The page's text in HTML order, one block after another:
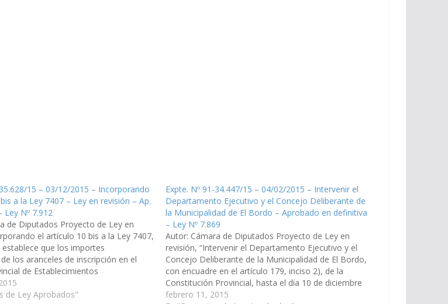
15 – 03/12/2015 – Incorporando
a la Ley 7407 – Ley en revisión – Ap.
Ley Nº 7.912
de Diputados Proyecto de Ley en
el artículo 10 bis a la Ley 7407,
que los importes
los aranceles de inscripción en el
de Establecimientos
de Bebidas Alcohólicas y de las multas
por…
de Ley Aprobados"
Expte. Nº 91-34.447/15 – 04/02/2015 – Intervenir el
Departamento Ejecutivo y el Concejo Deliberante de
la Municipalidad de El Bordo – Aprobado en definitiva
– Ley Nº 7.869
Autor: Cámara de Diputados Proyecto de Ley en
revisión, “Intervenir el Departamento Ejecutivo y el
Concejo Deliberante de la Municipalidad de El Bordo,
con encuadre en el artículo 179, inciso 2), de la
Constitución Provincial, hasta el día 10 de diciembre
de 2015.” - (Expte. Nº 91-34.447/15) Aprobado en
febrero 11, 2015